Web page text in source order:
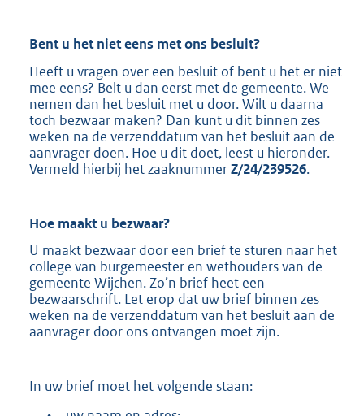
Bent u het niet eens met ons besluit?
Heeft u vragen over een besluit of bent u het er niet
mee eens? Belt u dan eerst met de gemeente. We
nemen dan het besluit met u door. Wilt u daarna
toch bezwaar maken? Dan kunt u dit binnen zes
weken na de verzenddatum van het besluit aan de
aanvrager doen. Hoe u dit doet, leest u hieronder.
Vermeld hierbij het zaaknummerZ/24/239526.
Hoe maakt u bezwaar?
U maakt bezwaar door een brief te sturen naar het
college van burgemeester en wethouders van de
gemeente Wijchen. Zo’n brief heet een
bezwaarschrift. Let erop dat uw brief binnen zes
weken na de verzenddatum van het besluit aan de
aanvrager door ons ontvangen moet zijn.
In uw brief moet het volgende staan: